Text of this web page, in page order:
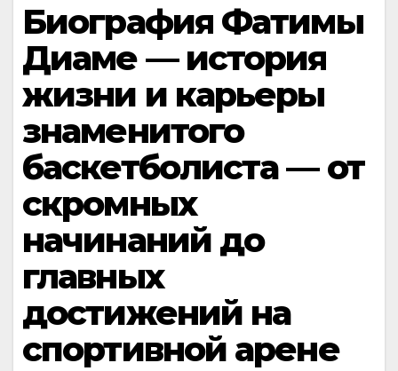
Биография Фатимы
Диаме — история
жизни и карьеры
знаменитого
баскетболиста — от
скромных
начинаний до
главных
достижений на
спортивной арене